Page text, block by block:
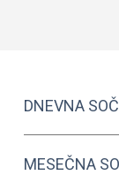
DNEVNA
MESEČNA